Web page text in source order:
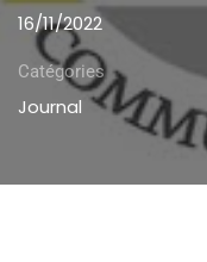
16/11/2022
Catégories
Journal